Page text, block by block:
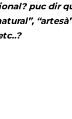
puc dir